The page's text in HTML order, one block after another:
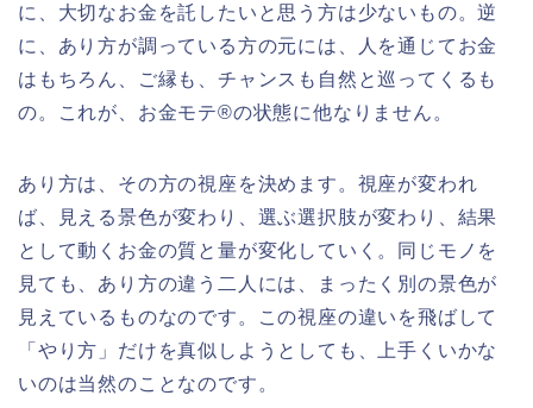
に、大切なお金を託したいと思う方は少ないもの。逆
に、あり方が調っている方の元には、人を通じてお金
はもちろん、ご縁も、チャンスも自然と巡ってくるも
の。これが、お金モテ®の状態に他なりません。
あり方は、その方の視座を決めます。視座が変われ
ば、見える景色が変わり、選ぶ選択肢が変わり、結果
として動くお金の質と量が変化していく。同じモノを
見ても、あり方の違う二人には、まったく別の景色が
見えているものなのです。この視座の違いを飛ばして
「やり方」だけを真似しようとしても、上手くいかな
いのは当然のことなのです。